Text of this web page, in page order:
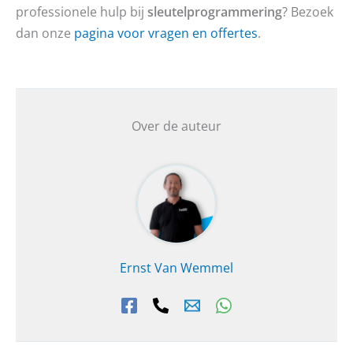
professionele hulp bij sleutelprogrammering? Bezoek
dan onze pagina voor vragen en offertes.
Over de auteur
Ernst Van Wemmel